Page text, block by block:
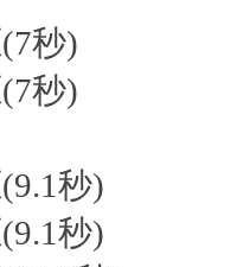
(7秒)
(7秒)
(9.1秒)
(9.1秒)